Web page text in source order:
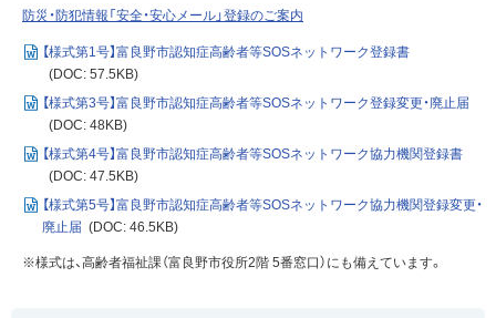
防災・防犯情報「安全・安心メール」登録のご案内
【様式第1号】富良野市認知症高齢者等SOSネットワーク登録書
(DOC: 57.5KB)
【様式第3号】富良野市認知症高齢者等SOSネットワーク登録変更・廃止届
(DOC: 48KB)
【様式第4号】富良野市認知症高齢者等SOSネットワーク協力機関登録書
(DOC: 47.5KB)
【様式第5号】富良野市認知症高齢者等SOSネットワーク協力機関登録変更・
廃止届 (DOC: 46.5KB)
※様式は、高齢者福祉課（富良野市役所2階 5番窓口）にも備えています。